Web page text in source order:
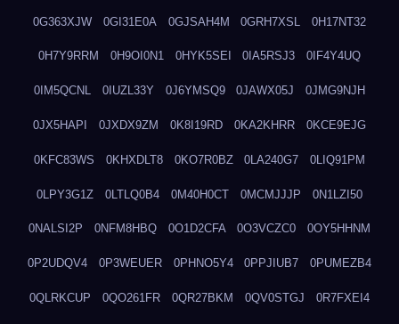
0G363XJW 0GI31E0A 0GJSAH4M 0GRH7XSL 0H17NT32
0H7Y9RRM 0H9OI0N1 0HYK5SEI 0IA5RSJ3 0IF4Y4UQ
0IM5QCNL 0IUZL33Y 0J6YMSQ9 0JAWX05J 0JMG9NJH
0JX5HAPI 0JXDX9ZM 0K8I19RD 0KA2KHRR 0KCE9EJG
0KFC83WS 0KHXDLT8 0KO7R0BZ 0LA240G7 0LIQ91PM
0LPY3G1Z 0LTLQ0B4 0M40H0CT 0MCMJJJP 0N1LZI50
0NALSI2P 0NFM8HBQ 0O1D2CFA 0O3VCZC0 0OY5HHNM
0P2UDQV4 0P3WEUER 0PHNO5Y4 0PPJIUB7 0PUMEZB4
0QLRKCUP 0QO261FR 0QR27BKM 0QV0STGJ 0R7FXEI4